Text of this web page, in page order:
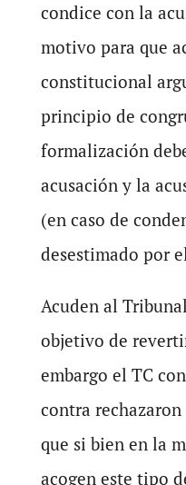
condice con la
motivo para que
constitucional
principio de
formalización
acusación y la
(en caso de
desestimado por
Acuden al
objetivo de
embargo el TC
contra
que si bien en la
acogen este tipo